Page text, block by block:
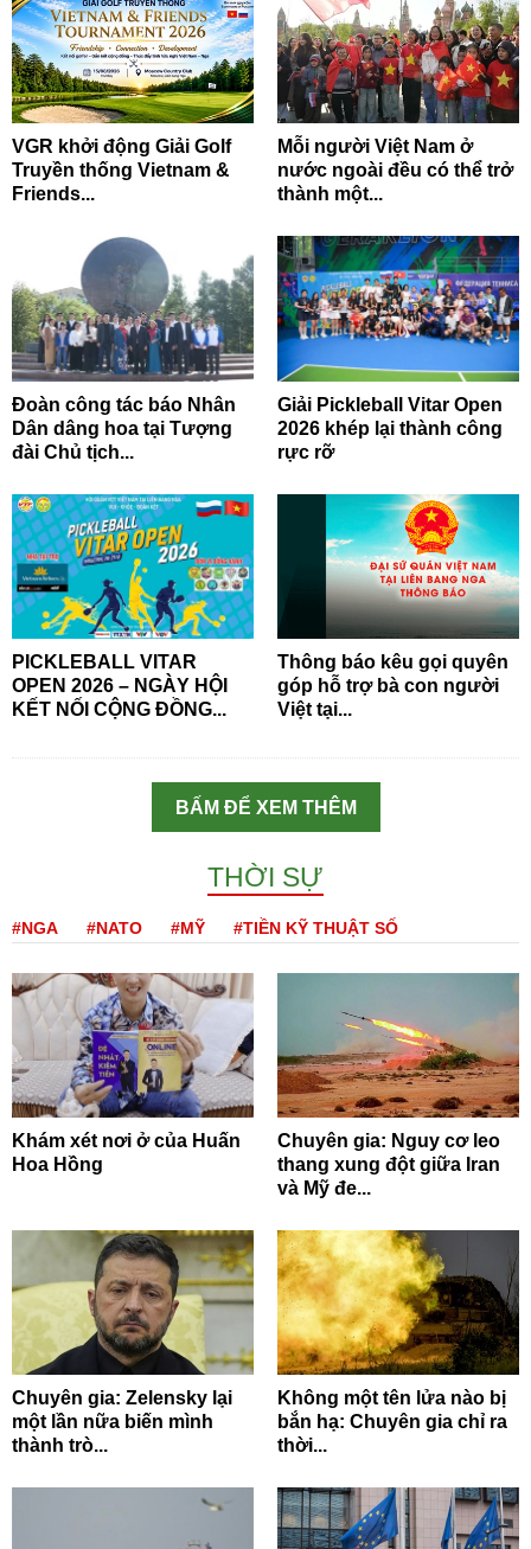
VGR khởi động Giải Golf
Truyền thống Vietnam &
Friends...
Mỗi người Việt Nam ở
nước ngoài đều có thể trở
thành một...
Đoàn công tác báo Nhân
Dân dâng hoa tại Tượng
đài Chủ tịch...
Giải Pickleball Vitar Open
2026 khép lại thành công
rực rỡ
PICKLEBALL VITAR
OPEN 2026 – NGÀY HỘI
KẾT NỐI CỘNG ĐỒNG...
Thông báo kêu gọi quyên
góp hỗ trợ bà con người
Việt tại...
BẤM ĐỂ XEM THÊM
THỜI SỰ
#NGA #NATO #MỸ #TIỀN KỸ THUẬT SỐ
Khám xét nơi ở của Huấn
Hoa Hồng
Chuyên gia: Nguy cơ leo
thang xung đột giữa Iran
và Mỹ đe...
Chuyên gia: Zelensky lại
một lần nữa biến mình
thành trò...
Không một tên lửa nào bị
bắn hạ: Chuyên gia chỉ ra
thời...